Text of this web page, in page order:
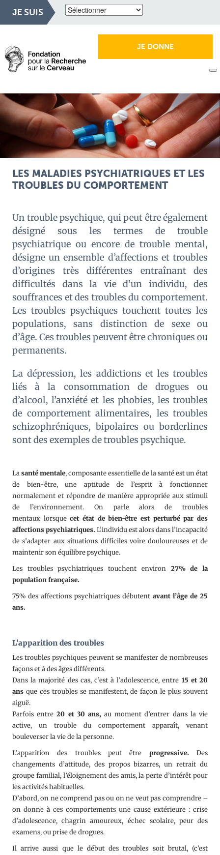
JE SUIS
JE DONNE
LES MALADIES PSYCHIATRIQUES ET LES
TROUBLES DU COMPORTEMENT
Un trouble psychique, qui peut être également
désigné sous les termes de trouble
psychiatrique ou encore de trouble mental,
désigne un ensemble d’affections et troubles
d’origines très différentes entraînant des
difficultés dans la vie d’un individu, des
souffrances et des troubles du comportement.
Les troubles psychiques touchent toutes les
populations, sans distinction de sexe ou
d’âge. Ces troubles peuvent être chroniques ou
permanents.
La dépression, les addictions et les troubles
liés à la consommation de drogues ou
d’alcool, l’anxiété et les phobies, les troubles
de comportement alimentaires, les troubles
schizophréniques, bipolaires ou borderlines
sont des exemples de troubles psychique.
Lasanté mentale, composante essentielle de la santé est un état
de bien-être, une aptitude de l’esprit à fonctionner
normalement et répondre de manière appropriée aux stimuli
de l’environnement. On parle alors de troubles
mentaux lorsquecet état de bien-être est perturbé par des
affections psychiatriques. L’individu est alors dans l’incapacité
de s’adapter aux situations difficiles voire douloureuses et de
maintenir son équilibre psychique.
Les troubles psychiatriques touchent environ 27% de la
population française.
75% des affections psychiatriques débutent avant l’âge de 25
ans.
L’apparition des troubles
Les troubles psychiques peuvent se manifester de nombreuses
façons et à des âges différents.
Dans la majorité des cas, c’est à l’adolescence, entre 15 et 20
ans que ces troubles se manifestent, de façon le plus souvent
aiguë.
Parfois entre20 et 30 ans,au moment d’entrer dans la vie
active, un trouble du comportement apparaît, venant
bouleverser la vie de la personne.
L’apparition des troubles peut être progressive. Des
changements d’attitude, des propos bizarres, un retrait du
groupe familial, l’éloignement des amis, la perte d’intérêt pour
les activités habituelles.
D’abord, on ne comprend pas ou on ne veut pas comprendre –
on donne à ces comportements une cause extérieure : crise
d’adolescence, chagrin amoureux, échec scolaire, peur des
examens, ou prise de drogues.
Il arrive aussi que le début des troubles soit brutal, (c’est